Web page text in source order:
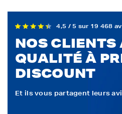
4,5 / 5 sur 19 468
NOS
QUALITÉ À
DISCOUNT
Et ils vous partagent leurs